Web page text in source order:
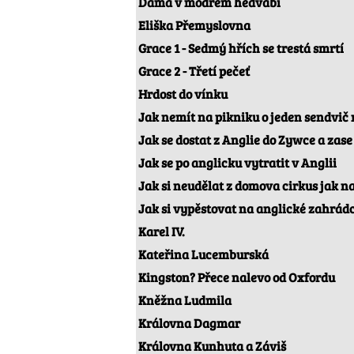
Eliška Přemyslovna
Grace 1 - Sedmý hřích se trestá smrtí
Grace 2 - Třetí pečeť
Hrdost do vínku
Jak nemít na pikniku o jeden sendvič
Jak se dostat z Anglie do Zywce a
Jak se po anglicku vytratit v Anglii
Jak si neudělat z domova cirkus jak
Jak si vypěstovat na anglické
Karel IV.
Kateřina Lucemburská
Kingston? Přece nalevo od Oxfordu
Kněžna Ludmila
Královna Dagmar
Královna Kunhuta a Záviš